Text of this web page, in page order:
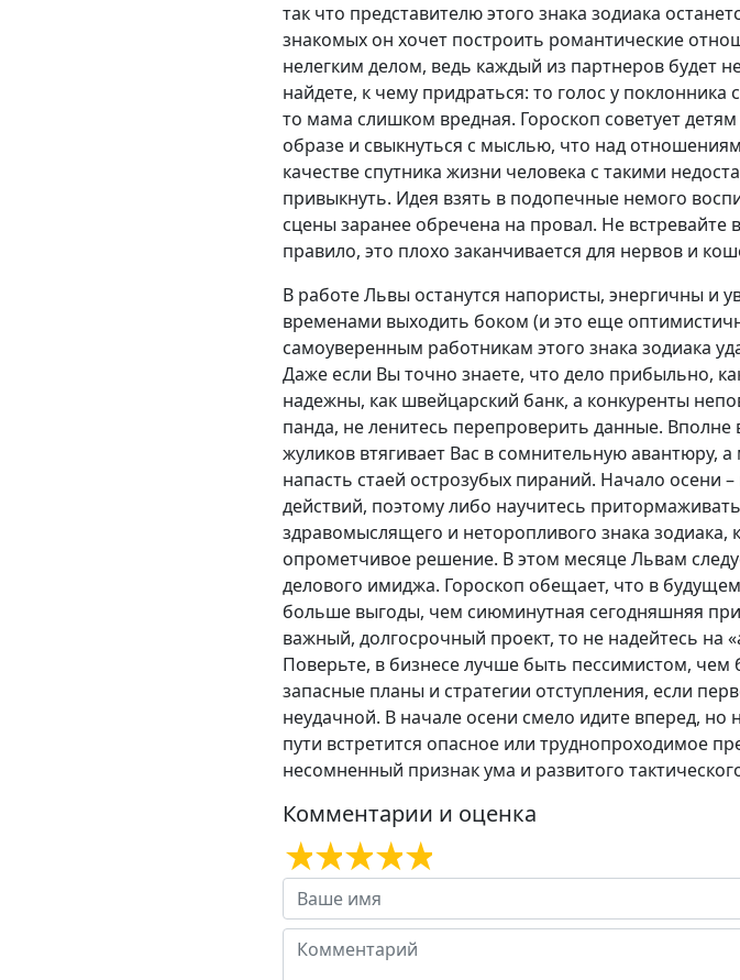
так что представителю этого знака зодиака
знакомых он хочет построить романтические
нелегким делом, ведь каждый из партнеров будет
найдете, к чему придраться: то голос у
то мама слишком вредная. Гороскоп советует
образе и свыкнуться с мыслью, что над
качестве спутника жизни человека с такими
привыкнуть. Идея взять в подопечные немого
сцены заранее обречена на провал. Не
правило, это плохо заканчивается для нервов и
В работе Львы останутся напористы, энергичны и
временами выходить боком (и это еще
самоуверенным работникам этого знака зодиака
Даже если Вы точно знаете, что дело прибыльно,
надежны, как швейцарский банк, а конкуренты
панда, не ленитесь перепроверить данные.
жуликов втягивает Вас в сомнительную авантюру,
напасть стаей острозубых пираний. Начало
действий, поэтому либо научитесь
здравомыслящего и неторопливого знака зодиака,
опрометчивое решение. В этом месяце Львам
делового имиджа. Гороскоп обещает, что в
больше выгоды, чем сиюминутная сегодняшняя
важный, долгосрочный проект, то не надейтесь на
Поверьте, в бизнесе лучше быть пессимистом,
запасные планы и стратегии отступления, если
неудачной. В начале осени смело идите вперед, но
пути встретится опасное или труднопроходимое
несомненный признак ума и развитого
Комментарии и оценка